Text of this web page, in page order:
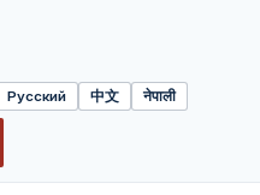
Русский 中文 नेपाली